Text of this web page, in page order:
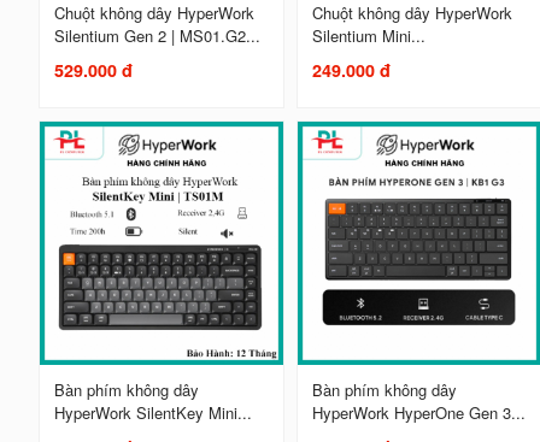
Chuột không dây HyperWork
Silentium Gen 2 | MS01.G2...
529.000 đ
Chuột không dây HyperWork
Silentium Mini...
249.000 đ
Bàn phím không dây
HyperWork SilentKey Mini...
Bàn phím không dây
HyperWork HyperOne Gen 3...